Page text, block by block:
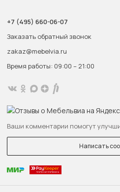
+7 (495) 660-06-07
Заказать обратный звонок
zakaz@mebelvia.ru
Время работы: 09:00 – 21:00
Ваши комментарии помогут
Написать